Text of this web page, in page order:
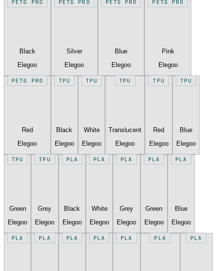
PETG PRO
Black
Elegoo
PETG PRO
Silver
Elegoo
PETG PRO
Blue
Elegoo
PETG PRO
Pink
Elegoo
PETG PRO
Red
Elegoo
TPU
Black
Elegoo
TPU
White
Elegoo
TPU
Translucent
Elegoo
TPU
Red
Elegoo
TPU
Blue
Elegoo
TPU
Green
Elegoo
TPU
Grey
Elegoo
PLA
Black
Elegoo
PLA
White
Elegoo
PLA
Grey
Elegoo
PLA
Green
Elegoo
PLA
Blue
Elegoo
PLA PLA PLA PLA PLA PLA PLA